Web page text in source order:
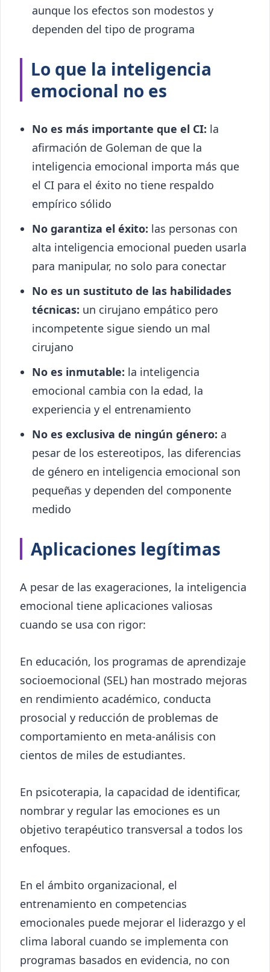
aunque los efectos son modestos y
dependen del tipo de programa
Lo que la inteligencia
emocional no es
No es más importante que el CI: la
afirmación de Goleman de que la
inteligencia emocional importa más que
el CI para el éxito no tiene respaldo
empírico sólido
No garantiza el éxito: las personas con
alta inteligencia emocional pueden usarla
para manipular, no solo para conectar
No es un sustituto de las habilidades
técnicas: un cirujano empático pero
incompetente sigue siendo un mal
cirujano
No es inmutable: la inteligencia
emocional cambia con la edad, la
experiencia y el entrenamiento
No es exclusiva de ningún género: a
pesar de los estereotipos, las diferencias
de género en inteligencia emocional son
pequeñas y dependen del componente
medido
Aplicaciones legítimas
A pesar de las exageraciones, la inteligencia
emocional tiene aplicaciones valiosas
cuando se usa con rigor:
En educación, los programas de aprendizaje
socioemocional (SEL) han mostrado mejoras
en rendimiento académico, conducta
prosocial y reducción de problemas de
comportamiento en meta-análisis con
cientos de miles de estudiantes.
En psicoterapia, la capacidad de identificar,
nombrar y regular las emociones es un
objetivo terapéutico transversal a todos los
enfoques.
En el ámbito organizacional, el
entrenamiento en competencias
emocionales puede mejorar el liderazgo y el
clima laboral cuando se implementa con
programas basados en evidencia, no con